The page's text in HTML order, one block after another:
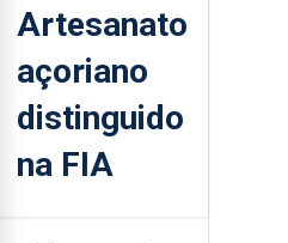
Artesanato
açoriano
distinguido
na FIA